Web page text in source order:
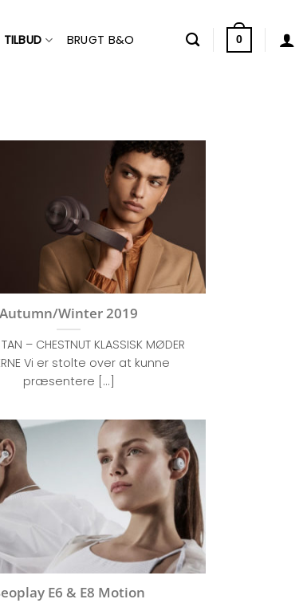
TILBUD BRUGT B&O 0
Autumn/Winter 2019
– CHESTNUT KLASSISK MØDER
Vi er stolte over at kunne
præsentere [...]
E6 & E8 Motion